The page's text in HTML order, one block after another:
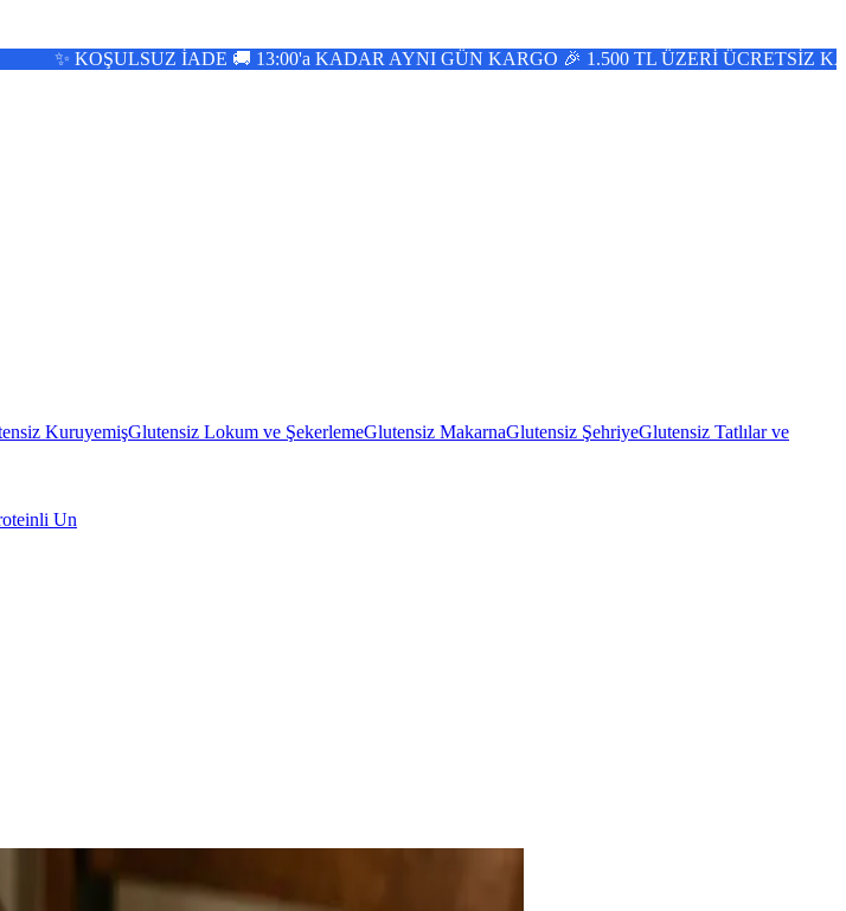
🚚 13:00'a KADAR AYNI GÜN KARGO 🎉 1.500 TL ÜZERİ ÜCRETSİZ KARGO 📢 DOĞA
KuruyemişGlutensiz Lokum ve ŞekerlemeGlutensiz MakarnaGlutensiz ŞehriyeGlutensiz Tatlılar ve
Un